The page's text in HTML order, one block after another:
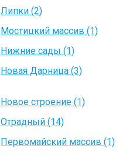
Липки (2)
Мостицкий массив (1)
Нижние сады (1)
Новая Дарница (3)
Новое строение (1)
Отрадный (14)
Первомайский массив (1)